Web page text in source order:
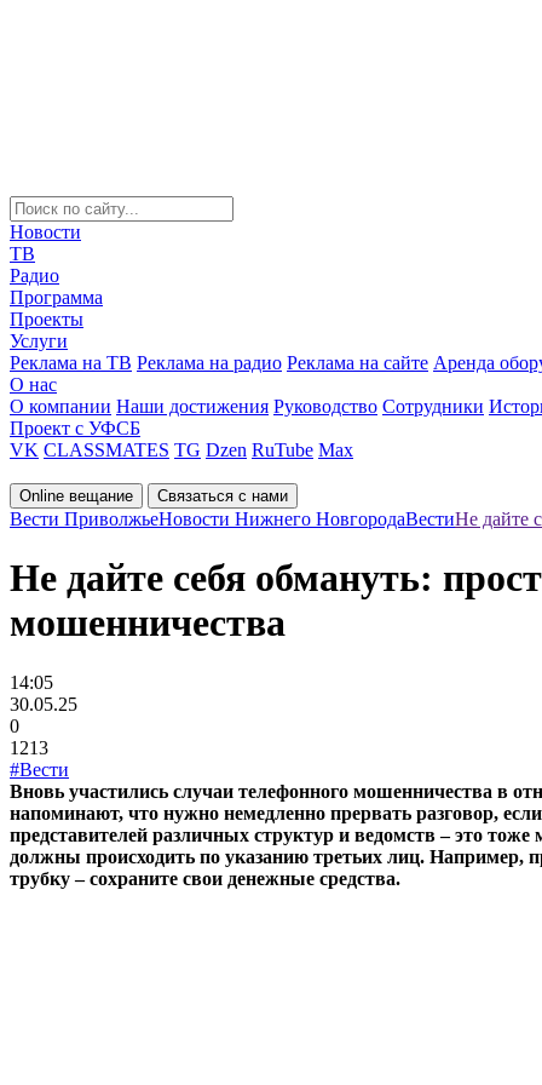
Новости
ТВ
Радио
Программа
Проекты
Услуги
Реклама на ТВ Реклама на радио Реклама на сайте Аренда
О нас
О компании Наши достижения Руководство Сотрудники
Проект с УФСБ
VK CLASSMATES TG Dzen RuTube Max
Online вещание Связаться с нами
Вести ПриволжьеНовости Нижнего НовгородаВестиНе дайте
Не дайте себя обмануть:
мошенничества
14:05
30.05.25
0
1213
#Вести
Вновь участились случаи телефонного мошенничества в
напоминают, что нужно немедленно прервать разговор,
представителей различных структур и ведомств – это
должны происходить по указанию третьих лиц. Например,
трубку – сохраните свои денежные средства.